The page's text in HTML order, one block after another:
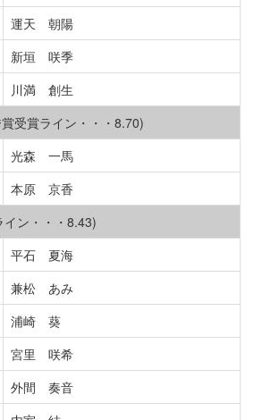
運天 朝陽
新垣 咲季
川満 創生
受賞ライン・・・8.70)
光森 一馬
本原 京香
ン・・・8.43)
平石 夏海
兼松 あみ
浦崎 葵
宮里 咲希
外間 奏音